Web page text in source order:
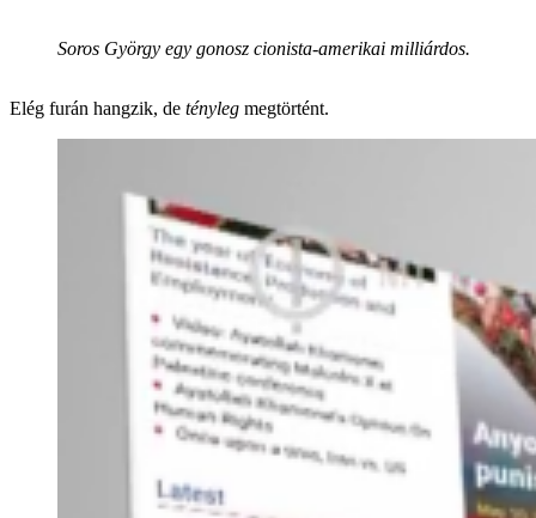
Soros György egy gonosz cionista-amerikai milliárdos.
Elég furán hangzik, de tényleg megtörtént.